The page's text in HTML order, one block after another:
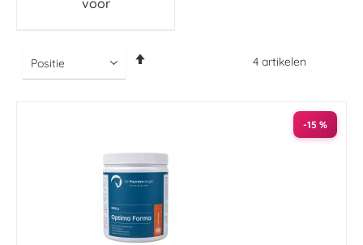
voor
4 artikelen
-15 %